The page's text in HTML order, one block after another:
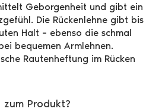
Geborgenheit und gibt ein
Die Rückenlehne gibt bis
Halt – ebenso die schmal
bequemen Armlehnen.
Rautenheftung im Rücken
Produkt?